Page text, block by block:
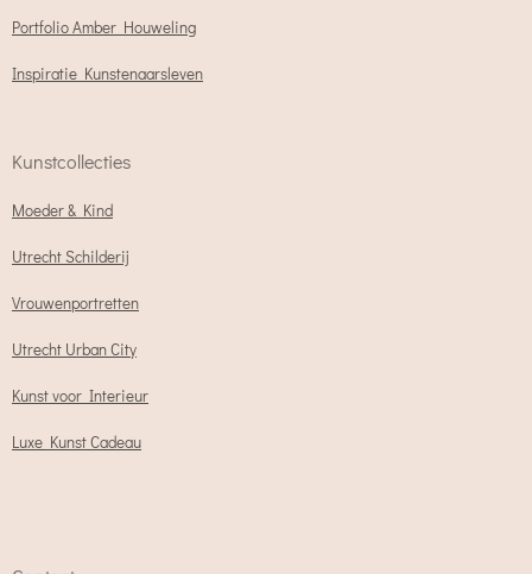
Portfolio Amber Houweling
Inspiratie Kunstenaarsleven
Kunstcollecties
Moeder & Kind
Utrecht Schilderij
Vrouwenportretten
Utrecht Urban City
Kunst voor Interieur
Luxe Kunst Cadeau